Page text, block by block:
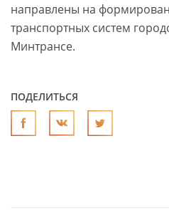
направлены на
транспортных систем
Минтрансе.
ПОДЕЛИТЬСЯ